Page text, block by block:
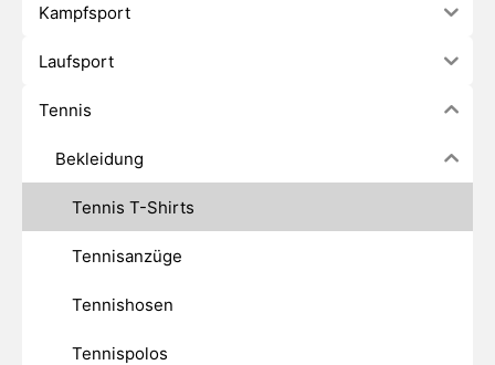
Kampfsport
Laufsport
Tennis
Bekleidung
Tennis T-Shirts
Tennisanzüge
Tennishosen
Tennispolos